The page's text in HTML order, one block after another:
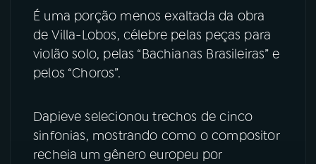
TikTok
É uma porção menos exaltada da obra
de Villa-Lobos, célebre pelas peças para
violão solo, pelas “Bachianas Brasileiras” e
pelos “Choros”.
Dapieve selecionou trechos de cinco
sinfonias, mostrando como o compositor
recheia um gênero europeu por